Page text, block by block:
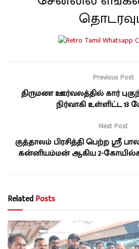
Previous Post
திருமண ஊர்வலத்தில் கார்
நிர்வாகி உள்ளிட்ட 13
Next Post
குத்தாலம் பிரசித்தி பெற்ற ஸ்ரீ
கன்னியம்மன் ஆகிய 2-
RelatedPosts